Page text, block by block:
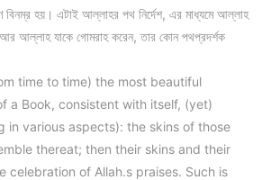
হয়। এটাই আল্লাহর পথ নির্দেশ, এর মাধ্যমে আল্লাহ
আল্লাহ যাকে গোমরাহ করেন, তার কোন পথপ্রদর্শক
time to time) the most beautiful
a Book, consistent with itself, (yet)
in various aspects): the skins of those
thereat; then their skins and their
celebration of Allah.s praises. Such is